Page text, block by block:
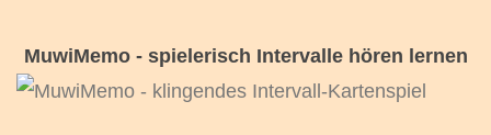
MuwiMemo - spielerisch Intervalle hören lernen